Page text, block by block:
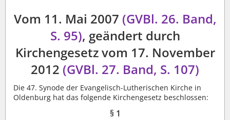
Vom 11. Mai 2007 (GVBl. 26. Band,
S. 95), geändert durch
Kirchengesetz vom 17. November
2012 (GVBl. 27. Band, S. 107)
Die 47. Synode der Evangelisch-Lutherischen Kirche in
Oldenburg hat das folgende Kirchengesetz beschlossen:
§ 1